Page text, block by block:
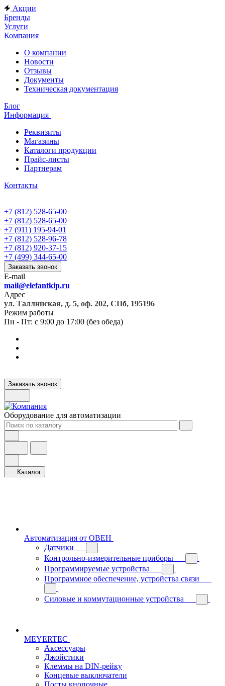
Акции
Бренды
Услуги
Компания
О компании
Новости
Отзывы
Документы
Техническая документация
Блог
Информация
Реквизиты
Магазины
Каталоги продукции
Прайс-листы
Партнерам
Контакты
+7 (812) 528-65-00
+7 (812) 528-65-00
+7 (911) 195-94-01
+7 (812) 528-96-78
+7 (812) 920-37-15
+7 (499) 344-65-00
Заказать звонок
E-mail
mail@elefantkip.ru
Адрес
ул. Таллинская, д. 5, оф. 202, СПб, 195196
Режим работы
Пн - Пт: с 9:00 до 17:00 (без обеда)
Заказать звонок
Оборудование для автоматизации
Каталог
Автоматизация от ОВЕН
Датчики
Контрольно-измерительные приборы
Программируемые устройства
Программное обеспечение, устройства связи
Силовые и коммутационные устройства
MEYERTEC
Аксессуары
Джойстики
Клеммы на DIN-рейку
Концевые выключатели
Посты кнопочные